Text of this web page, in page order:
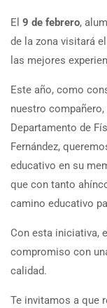
El 9 de febrero,
de la zona visitará
las mejores
Este año, como
nuestro
Departamento de
Fernández,
educativo en su
que con tanto
camino educativo
Con esta iniciativa,
compromiso con
calidad.
Te invitamos a que